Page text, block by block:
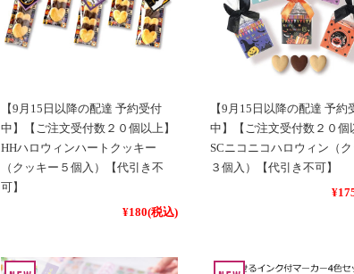
数量限定！お正月・干支グッズはこちらから
【数量限定！クリスマスグッズ】
【数量限定！夏グッズが好評です】
暑い夏におすすめの商品を揃えています
数量限定！夏の特選グッズはこちらから
一般の方には見ることも買うこともできない会員様限定の販売
【9月15日以降の配達 予約受付
中】【ご注文受付数２０個以上】
HHハロウィンハートクッキー
（クッキー５個入）【代引き不
可】
¥180(税込)
【9月15日以降の配達 予約
中】【ご注文受付数２０個
SCニコニコハロウィン（
３個入）【代引き不可】